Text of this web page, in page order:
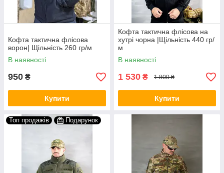
Кофта тактична флісова
ворон| Щільність 260 гр/м
В наявності
950 ₴
Купити
Кофта тактична флісова на
хутрі чорна |Щільність 440 гр/
м
В наявності
1 530 ₴ 1 800 ₴
Купити
Топ продажів Подарунок